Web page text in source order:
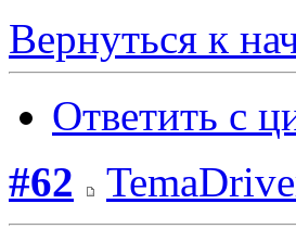
Вернуться к
Ответить с
#62